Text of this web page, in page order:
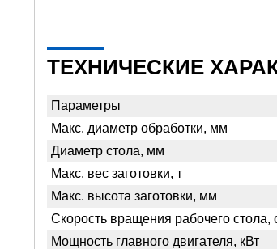
ТЕХНИЧЕСКИЕ
Параметры
Макс. диаметр обработки, мм
Диаметр стола, мм
Макс. вес заготовки, т
Макс. высота заготовки, мм
Скорость вращения рабочего стола,
Мощность главного двигателя, кВт